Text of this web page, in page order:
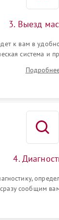
3. Выезд
к вам в
система и
4.
сообщим